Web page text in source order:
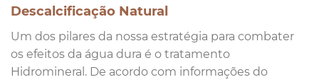
Descalcificação Natural
Um dos pilares da nossa estratégia para combater
os efeitos da água dura é o tratamento
Hidromineral. De acordo com informações do